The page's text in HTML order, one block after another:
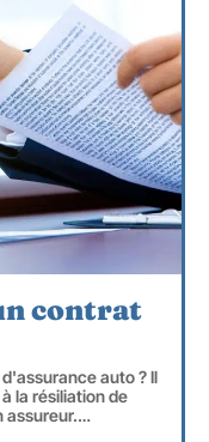
contrat
auto ? Il
la résiliation de
assureur.…